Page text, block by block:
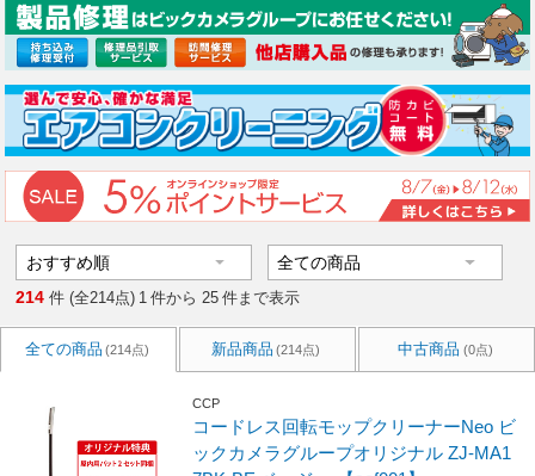
214 件 (全214点) 1 件から 25 件まで表示
全ての商品 (214点) 新品商品 (214点) 中古商品 (0点)
CCP
コードレス回転モップクリーナーNeo ビ
ックカメラグループオリジナル ZJ-MA1